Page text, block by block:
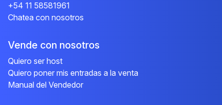
+54 11 58581961
Chatea con nosotros
Vende con nosotros
Quiero ser host
Quiero poner mis entradas a la venta
Manual del Vendedor